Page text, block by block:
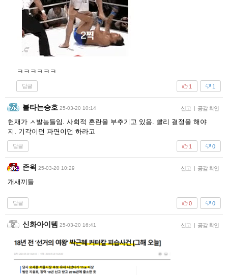
ㅋㅋㅋㅋㅋㅋ
답글 1
1
불타는승호 25-03-20 10:14 신고 | 공감 확인
헌재가 ㅅ발놈들임. 사회적 혼란을 부추기고 있음. 빨리 결정을 해야
지. 기각이던 파면이던 하라고
답글 0
1
존윅 25-03-20 10:29 신고 | 공감 확인
개새끼들
답글 0
0
신화아이템 25-03-20 16:41 신고 | 공감 확인